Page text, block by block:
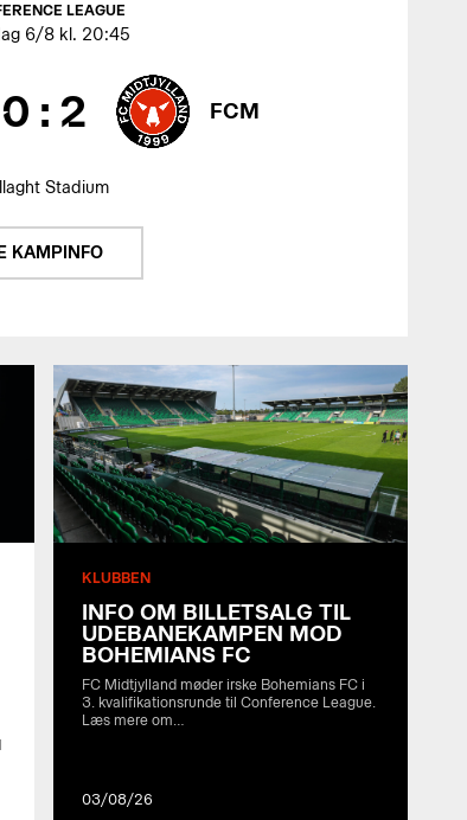
LEAGUE
6/8 kl. 20:45
0 : 2 FCM
Stadium
KAMPINFO
KLUBBEN
INFO OM BILLETSALG TIL
UDEBANEKAMPEN MOD
BOHEMIANS FC
FC Midtjylland møder irske Bohemians FC i
3. kvalifikationsrunde til Conference League.
Læs mere om…
03/08/26